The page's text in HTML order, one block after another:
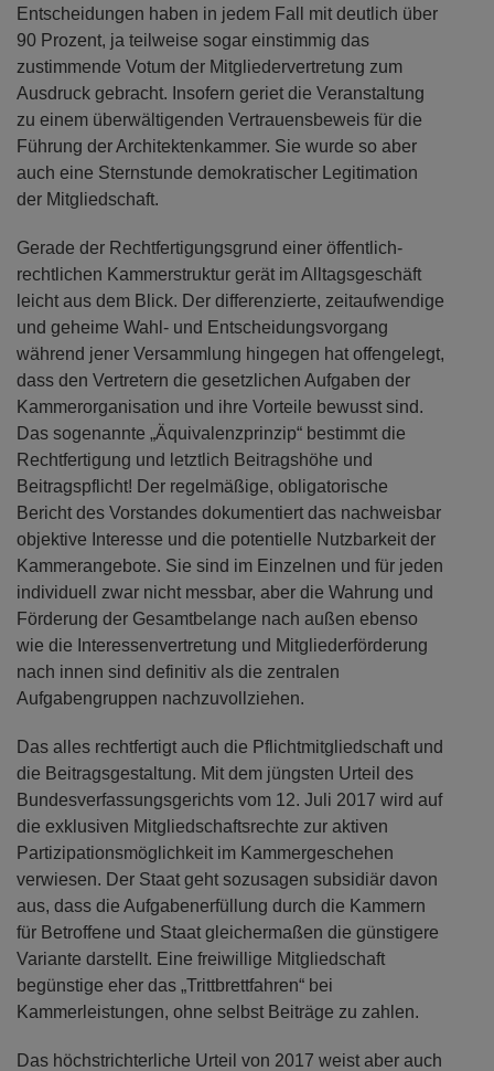
Entscheidungen haben in jedem Fall mit deutlich über
90 Prozent, ja teilweise sogar einstimmig das
zustimmende Votum der Mitgliedervertretung zum
Ausdruck gebracht. Insofern geriet die Veranstaltung
zu einem überwältigenden Vertrauensbeweis für die
Führung der Architektenkammer. Sie wurde so aber
auch eine Sternstunde demokratischer Legitimation
der Mitgliedschaft.
Gerade der Rechtfertigungsgrund einer öffentlich-
rechtlichen Kammerstruktur gerät im Alltagsgeschäft
leicht aus dem Blick. Der differenzierte, zeitaufwendige
und geheime Wahl- und Entscheidungsvorgang
während jener Versammlung hingegen hat offengelegt,
dass den Vertretern die gesetzlichen Aufgaben der
Kammerorganisation und ihre Vorteile bewusst sind.
Das sogenannte „Äquivalenzprinzip“ bestimmt die
Rechtfertigung und letztlich Beitragshöhe und
Beitragspflicht! Der regelmäßige, obligatorische
Bericht des Vorstandes dokumentiert das nachweisbar
objektive Interesse und die potentielle Nutzbarkeit der
Kammerangebote. Sie sind im Einzelnen und für jeden
individuell zwar nicht messbar, aber die Wahrung und
Förderung der Gesamtbelange nach außen ebenso
wie die Interessenvertretung und Mitgliederförderung
nach innen sind definitiv als die zentralen
Aufgabengruppen nachzuvollziehen.
Das alles rechtfertigt auch die Pflichtmitgliedschaft und
die Beitragsgestaltung. Mit dem jüngsten Urteil des
Bundesverfassungsgerichts vom 12. Juli 2017 wird auf
die exklusiven Mitgliedschaftsrechte zur aktiven
Partizipationsmöglichkeit im Kammergeschehen
verwiesen. Der Staat geht sozusagen subsidiär davon
aus, dass die Aufgabenerfüllung durch die Kammern
für Betroffene und Staat gleichermaßen die günstigere
Variante darstellt. Eine freiwillige Mitgliedschaft
begünstige eher das „Trittbrettfahren“ bei
Kammerleistungen, ohne selbst Beiträge zu zahlen.
Das höchstrichterliche Urteil von 2017 weist aber auch